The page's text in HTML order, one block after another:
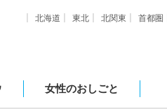
北海道 東北 北関東 首都圏
女性のおしごと